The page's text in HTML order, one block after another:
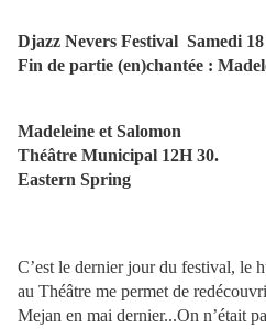
Djazz Nevers Festival Samedi
Fin de partie (en)chantée :
Madeleine et Salomon
Théâtre Municipal 12H 30.
Eastern Spring
C’est le dernier jour du festival, le
au Théâtre me permet de
Mejan en mai dernier...On n’était